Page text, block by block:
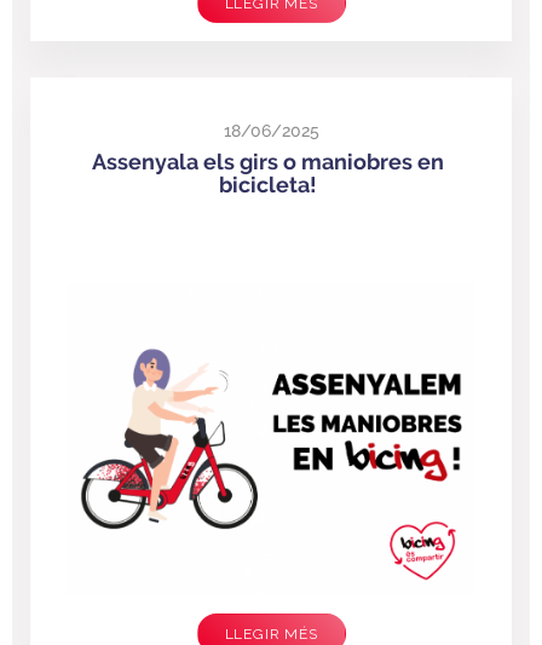
LLEGIR MÉS
18/06/2025
Assenyala els girs o maniobres en
bicicleta!
LLEGIR MÉS